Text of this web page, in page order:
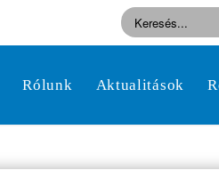
Rólunk Aktualitások